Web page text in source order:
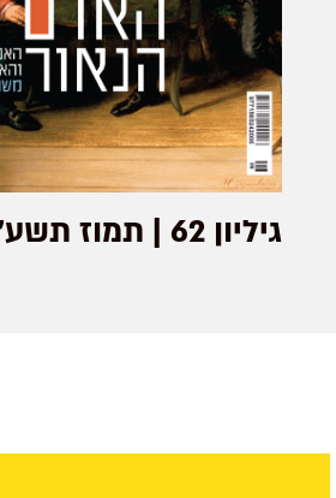
גיליון 62 | תמוז תשע"ה